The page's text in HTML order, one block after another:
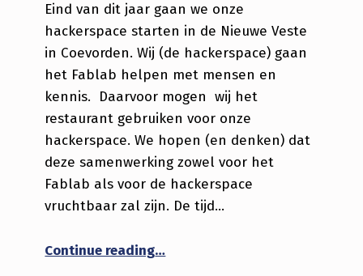
Eind van dit jaar gaan we onze
hackerspace starten in de Nieuwe Veste
in Coevorden. Wij (de hackerspace) gaan
het Fablab helpen met mensen en
kennis. Daarvoor mogen wij het
restaurant gebruiken voor onze
hackerspace. We hopen (en denken) dat
deze samenwerking zowel voor het
Fablab als voor de hackerspace
vruchtbaar zal zijn. De tijd…
Continue reading…